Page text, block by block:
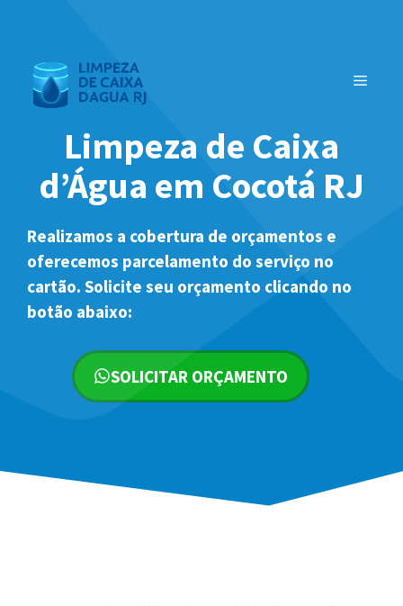
conteúdo
MENU
Limpeza de Caixa
d’Água em Cocotá RJ
Realizamos a cobertura de orçamentos e
oferecemos parcelamento do serviço no
cartão. Solicite seu orçamento clicando no
botão abaixo:
SOLICITAR ORÇAMENTO